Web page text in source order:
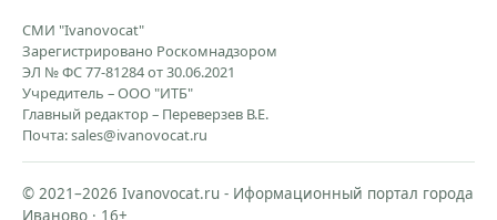
СМИ "Ivanovocat"
Зарегистрировано Роскомнадзором
ЭЛ № ФС 77-81284 от 30.06.2021
Учредитель – ООО "ИТБ"
Главный редактор – Переверзев В.Е.
Почта:sales@ivanovocat.ru
© 2021–2026 Ivanovocat.ru - Иформационный портал города
Иваново · 16+